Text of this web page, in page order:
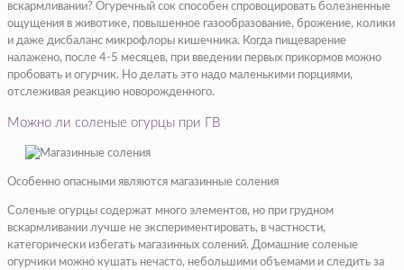
вскармливании? Огуречный сок способен спровоцировать болезненные
ощущения в животике, повышенное газообразование, брожение, колики
и даже дисбаланс микрофлоры кишечника. Когда пищеварение
налажено, после 4-5 месяцев, при введении первых прикормов можно
пробовать и огурчик. Но делать это надо маленькими порциями,
отслеживая реакцию новорожденного.
Можно ли соленые огурцы при ГВ
Особенно опасными являются магазинные соления
Соленые огурцы содержат много элементов, но при грудном
вскармливании лучше не экспериментировать, в частности,
категорически избегать магазинных солений. Домашние соленые
огурчики можно кушать нечасто, небольшими объемами и следить за